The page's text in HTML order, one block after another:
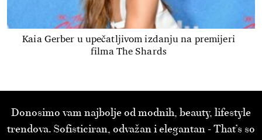
Kaia Gerber u upečatljivom izdanju na premijeri
filma The Shards
Donosimo vam najbolje od modnih, beauty, lifestyle
trendova. Sofisticiran, odvažan i elegantan - That’s so